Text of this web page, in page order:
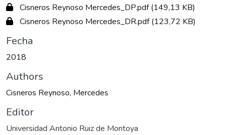
Cisneros Reynoso Mercedes_DP.pdf(149,13 KB)
Cisneros Reynoso Mercedes_DR.pdf(123,72 KB)
Fecha
2018
Authors
Cisneros Reynoso, Mercedes
Editor
Universidad Antonio Ruiz de Montoya